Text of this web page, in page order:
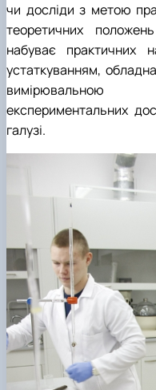
чи досліди з метою
теоретичних
набуває практичних
устаткуванням,
вимірювальною
експериментальних
галузі.